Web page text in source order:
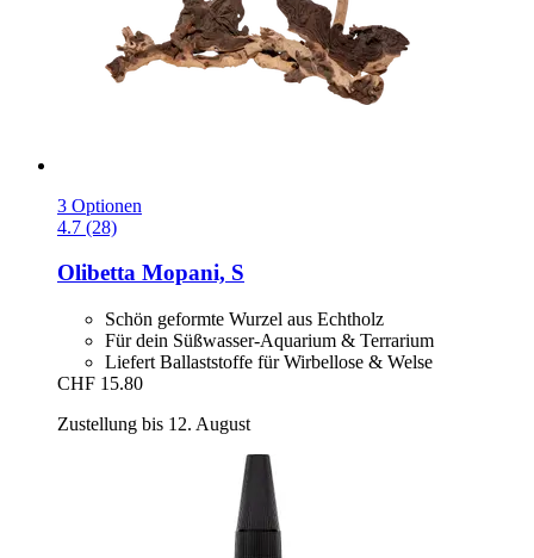
3 Optionen
4.7 (28)
Olibetta Mopani, S
Schön geformte Wurzel aus Echtholz
Für dein Süßwasser-Aquarium & Terrarium
Liefert Ballaststoffe für Wirbellose & Welse
CHF 15.80
Zustellung bis 12. August